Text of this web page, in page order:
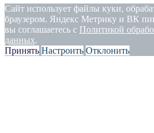
Сайт использует файлы куки,
браузером. Яндекс Метрику и ВК
вы соглашаетесь с Политикой
данных.
Принять Настроить Отклонить